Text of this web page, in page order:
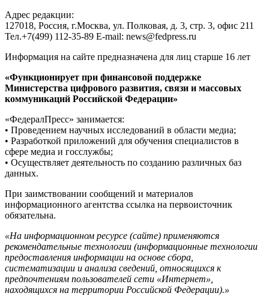
Адрес редакции:
127018, Россия, г.Москва, ул. Полковая, д. 3, стр. 3, офис 211
Тел.+7(499) 112-35-89 E-mail: news@fedpress.ru
Информация на сайте предназначена для лиц старше 16 лет
«Функционирует при финансовой поддержке
Министерства цифрового развития, связи и массовых
коммуникаций Российской Федерации»
«ФедералПресс» занимается:
• Проведением научных исследований в области медиа;
• Разработкой приложений для обучения специалистов в
сфере медиа и госслужбы;
• Осуществляет деятельность по созданию различных баз
данных.
При заимствовании сообщений и материалов
информационного агентства ссылка на первоисточник
обязательна.
«На информационном ресурсе (сайте) применяются
рекомендательные технологии (информационные технологии
предоставления информации на основе сбора,
систематизации и анализа сведений, относящихся к
предпочтениям пользователей сети «Интернет»,
находящихся на территории Российской Федерации).»